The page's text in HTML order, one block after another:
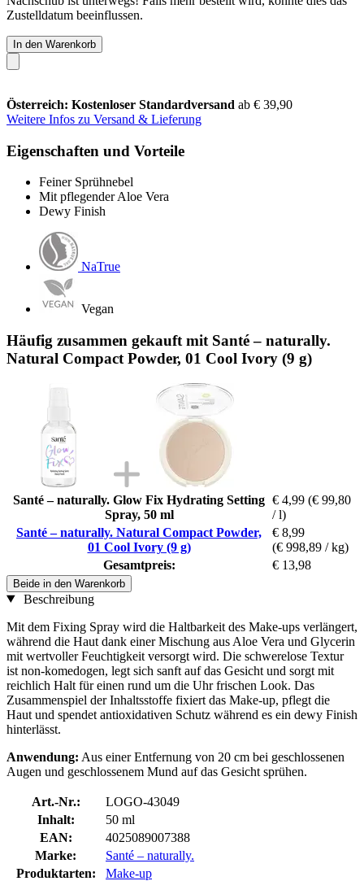
Zustelldatum beeinflussen.
In den Warenkorb
Österreich: Kostenloser Standardversand ab € 39,90
Weitere Infos zu Versand & Lieferung
Eigenschaften und Vorteile
Feiner Sprühnebel
Mit pflegender Aloe Vera
Dewy Finish
NaTrue
Vegan
Häufig zusammen gekauft mit Santé – naturally.
Natural Compact Powder, 01 Cool Ivory (9 g)
Santé – naturally. Glow Fix Hydrating Setting
Spray, 50 ml
€ 4,99 (€ 99,80
/ l)
Santé – naturally. Natural Compact Powder,
01 Cool Ivory (9 g)
€ 8,99
(€ 998,89 / kg)
Gesamtpreis:
€ 13,98
Beide in den Warenkorb
Beschreibung
Mit dem Fixing Spray wird die Haltbarkeit des Make-ups verlängert,
während die Haut dank einer Mischung aus Aloe Vera und Glycerin
mit wertvoller Feuchtigkeit versorgt wird. Die schwerelose Textur
ist non-komedogen, legt sich sanft auf das Gesicht und sorgt mit
reichlich Halt für einen rund um die Uhr frischen Look. Das
Zusammenspiel der Inhaltsstoffe fixiert das Make-up, pflegt die
Haut und spendet antioxidativen Schutz während es ein dewy Finish
hinterlässt.
Anwendung: Aus einer Entfernung von 20 cm bei geschlossenen
Augen und geschlossenem Mund auf das Gesicht sprühen.
Art.-Nr.:
LOGO-43049
Inhalt:
50 ml
EAN:
4025089007388
Marke:
Santé – naturally.
Produktarten:
Make-up